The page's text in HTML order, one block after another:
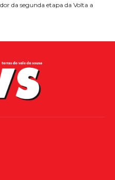
da segunda etapa da Volta a